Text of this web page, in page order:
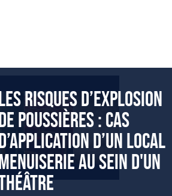
RISQUES D’EXPLOSION
POUSSIÈRES : CAS
D’UN LOCAL
AU SEIN D'UN